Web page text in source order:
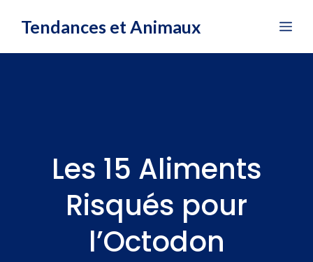
Tendances et Animaux
Les 15 Aliments
Risqués pour
l’Octodon